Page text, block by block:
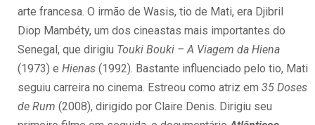
arte francesa. O irmão de Wasis, tio de Mati, era Djibril
Diop Mambéty, um dos cineastas mais importantes do
Senegal, que dirigiu Touki Bouki – A Viagem da Hiena
(1973) e Hienas (1992). Bastante influenciado pelo tio, Mati
seguiu carreira no cinema. Estreou como atriz em 35 Doses
de Rum (2008), dirigido por Claire Denis. Dirigiu seu